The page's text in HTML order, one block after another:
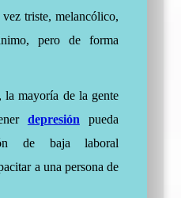
triste, melancólico,
pero de forma
la mayoría de la gente
depresión pueda
de baja laboral
a una persona de